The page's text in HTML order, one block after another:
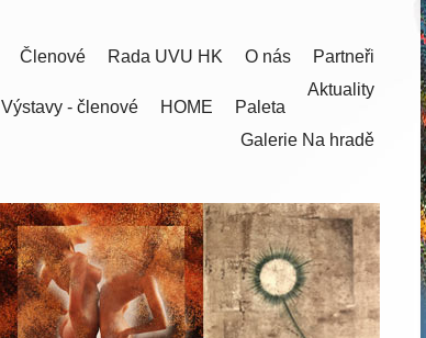
Partneři
O nás
Rada UVU HK
Členové
Aktuality
Paleta
HOME
Výstavy - členové
Galerie Na hradě